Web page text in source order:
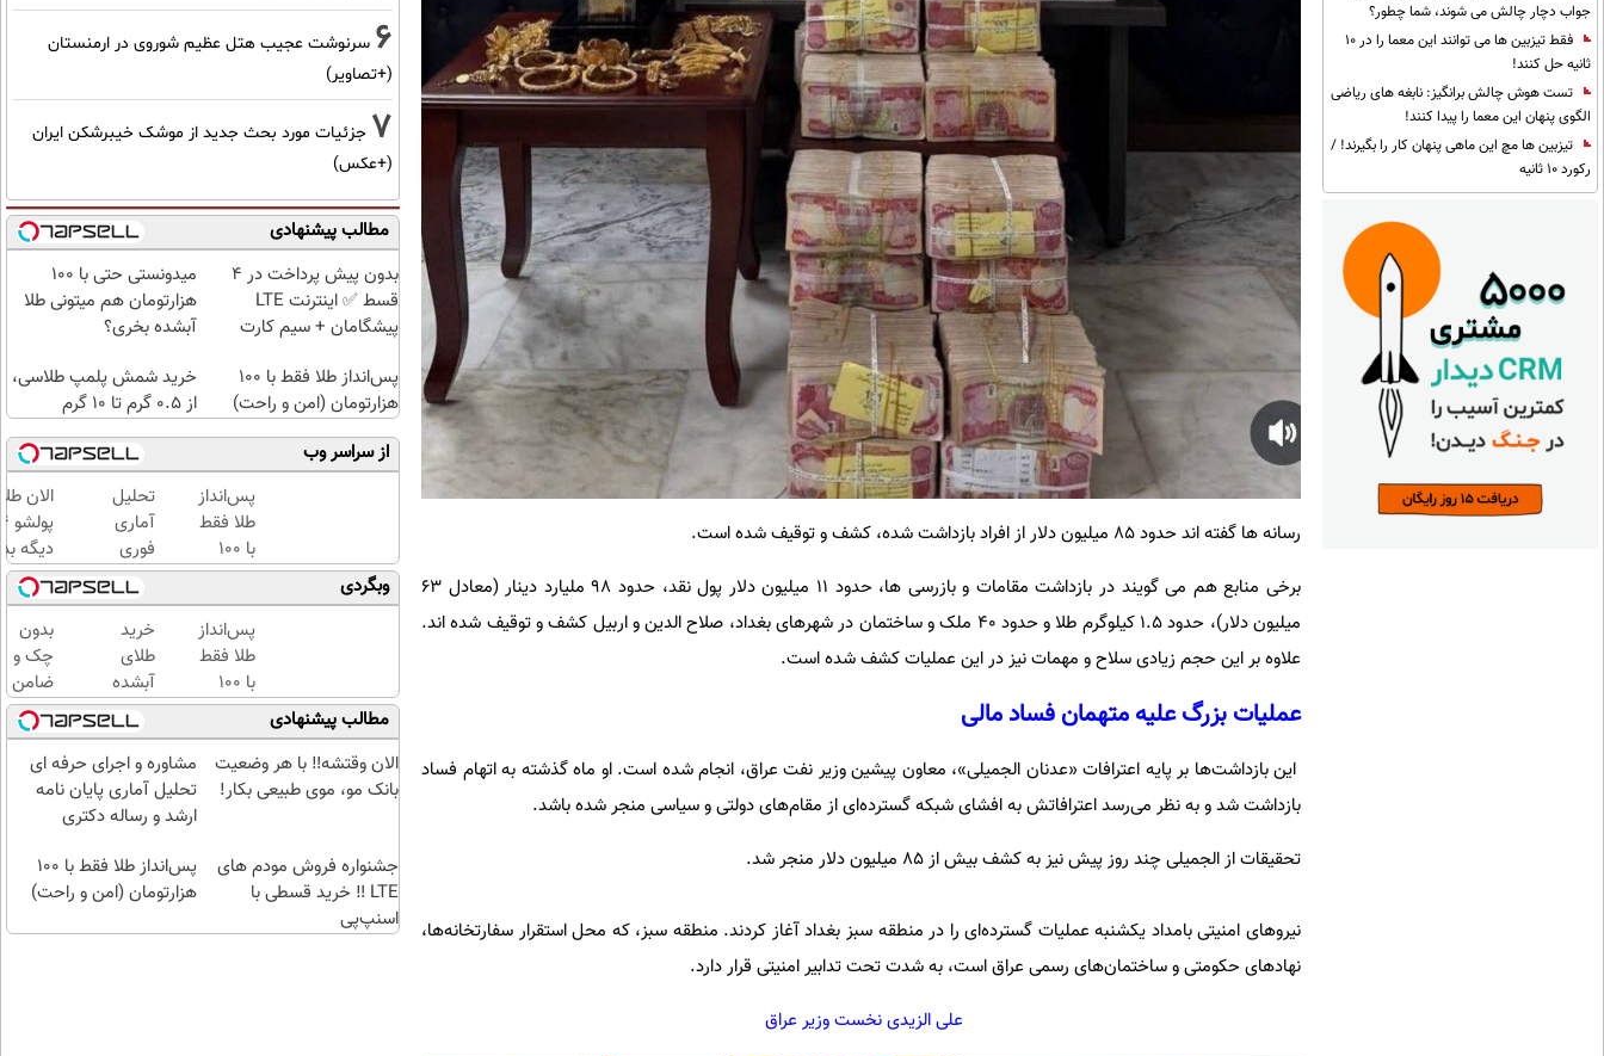
جواب دچار چالش می شوند، شما چطور؟
فقط تیزبین ها می توانند این معما را در 10
ثانیه حل کنند!
تست هوش چالش برانگیز: نابغه های ریاضی
الگوی پنهان این معما را پیدا کنند!
تیزبین ها مچ این ماهی پنهان کار را بگیرند! /
رکورد 10 ثانیه
رسانه ها گفته اند حدود 85 میلیون دلار از افراد بازداشت شده، کشف و توقیف شده است.
برخی منابع هم می گویند در بازداشت مقامات و بازرسی ها، حدود 11 میلیون دلار پول نقد، حدود 98 ملیارد دینار (معادل 63
میلیون دلار)، حدود 1.5 کیلوگرم طلا و حدود 40 ملک و ساختمان در شهرهای بغداد، صلاح الدین و اربیل کشف و توقیف شده اند.
علاوه بر این حجم زیادی سلاح و مهمات نیز در این عملیات کشف شده است.
عملیات بزرگ علیه متهمان فساد مالی
این بازداشت‌ها بر پایه اعترافات «عدنان الجمیلی»، معاون پیشین وزیر نفت عراق، انجام شده است. او ماه گذشته به اتهام فساد
بازداشت شد و به نظر می‌رسد اعترافاتش به افشای شبکه گسترده‌ای از مقام‌های دولتی و سیاسی منجر شده باشد.
تحقیقات از الجمیلی چند روز پیش نیز به کشف بیش از 85 میلیون دلار منجر شد.
نیروهای امنیتی بامداد یکشنبه عملیات گسترده‌ای را در منطقه سبز بغداد آغاز کردند. منطقه سبز، که محل استقرار سفارتخانه‌ها،
نهادهای حکومتی و ساختمان‌های رسمی عراق است، به شدت تحت تدابیر امنیتی قرار دارد.
علی الزیدی نخست وزیر عراق
6 سرنوشت عجیب هتل عظیم شوروی در ارمنستان
(+تصاویر)
7 جزئیات مورد بحث جدید از موشک خیبرشکن ایران
(+عکس)
مطالب پیشنهادی
بدون پیش پرداخت در 4
قسط ✅ اینترنت LTE
پیشگامان + سیم کارت
میدونستی حتی با ۱۰۰
هزارتومان هم میتونی طلا
آبشده بخری؟
پس‌انداز طلا فقط با ۱۰۰
هزارتومان (امن و راحت)
خرید شمش پلمپ طلاسی،
از ۰.۵ گرم تا ۱۰ گرم
از سراسر وب
پس‌انداز
طلا فقط
با ۱۰۰
هزارتومان
(امن و
راحت)
تحلیل
آماری
فوری
معادلات
ساختاری
تفسیری
با
آموزش
کامل
حتی یک
روزه !!
الان
دیگه
طلا با
بی‌بهره
وبگردی
پس‌انداز
طلا فقط
با ۱۰۰
هزارتومان
(امن و
راحت)
خرید
طلای
آبشده
حتی با
۱۰۰هزارتومان
بدون
چک و
ضامن
تا 100
میلیون
اعتبار
خرید
مطالب پیشنهادی
الان وقتشه‼️ با هر وضعیت
بانک مو، موی طبیعی بکار!
مشاوره و اجرای حرفه ای
تحلیل آماری پایان نامه
ارشد و رساله دکتری
جشنواره فروش مودم های
LTE ‼️ خرید قسطی با
اسنپ‌پی
پس‌انداز طلا فقط با ۱۰۰
هزارتومان (امن و راحت)